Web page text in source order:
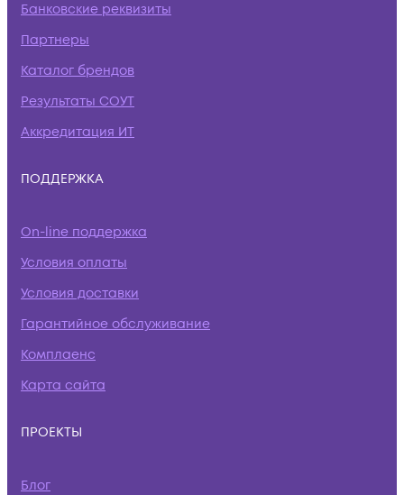
Банковские реквизиты
Партнеры
Каталог брендов
Результаты СОУТ
Аккредитация ИТ
ПОДДЕРЖКА
On-line поддержка
Условия оплаты
Условия доставки
Гарантийное обслуживание
Комплаенс
Карта сайта
ПРОЕКТЫ
Блог